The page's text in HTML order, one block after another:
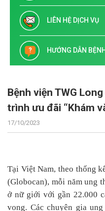
LIÊN HỆ DỊCH VỤ
HƯỚNG DẪN
Bệnh viện TWG
trình ưu đãi “Khám
17/10/2023
Tại Việt Nam, theo thống
(Globocan), mỗi năm ung
ở nữ giới với gần 22.000
vong. Các chuyên gia